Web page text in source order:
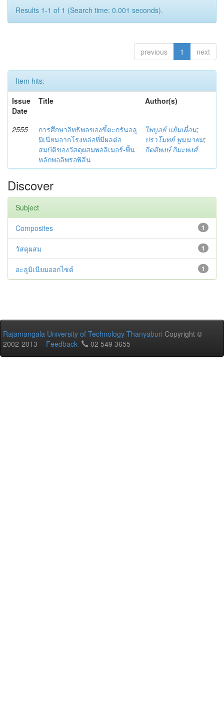
Results 1-1 of 1 (Search time: 0.001 seconds).
previous 1 next
Item hits:
Issue
Date
Title Author(s)
2555
การศึกษาอิทธิพลของขี้ตะกรันอลู
มิเนียมจากโรงหล่อที่มีผลต่อ
สมบัติของวัสดุผสมพอลิเมอร์-พื้น
หลักพอลิพรอพิลีน
ไพบูลย์ แย้มเผื่อน;
ปราโมทย์ พูนนายม;
กิตติพงษ์ กิมะพงศ์
Discover
Subject
1
Composites
1
วัสดุผสม
1
อะลูมิเนียมออกไซด์
Rajamangala University of Technology Thanyaburi Copyright ©
2002-2013 - Feedback 02 549 3655